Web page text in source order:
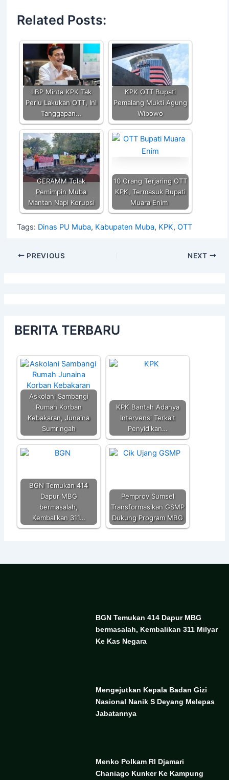
at
s
A
p
p
c
e
b
o
o
k
itt
er
ai
l
Li
n
k
Related Posts:
LBP Minta KPK Tak
Perlu Lakukan OTT, Ini
Tanggapan…
KPK OTT Bupati
Pemalang Mukti Agung
Wibowo
GERAMM Tolak
Pemimpin Muba
Mantan Napi Korupsi
10 Orang Terjaring OTT
KPK, Termasuk Bupati
Muara Enim
Tags: Dinas PU Muba, Kabupaten Muba, KPK, OTT
PREVIOUS NEXT
BERITA TERBARU
Askolani Sambangi
Rumah Korban
Kebakaran, Junaina
Sumringah
KPK Bantah Adanya
Intervensi Terkait
Penyidikan…
BGN Temukan 414
Dapur MBG
bermasalah,
Kembalikan 311…
Pemprov Sumsel
Transformasikan GSMP
Dukung Program MBG
BGN Temukan 414 Dapur MBG
bermasalah, Kembalikan 311 Milyar
Ke Kas Negara
Mengejutkan Kepala Badan Gizi
Nasional Nanik S Deyang Melepas
Jabatannya
Menko Polkam RI Djamari
Chaniago Kunker Ke Kampung